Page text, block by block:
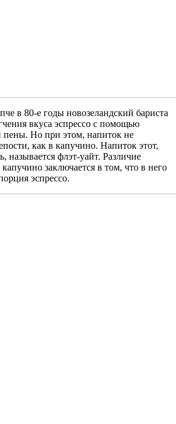
в 80-е годы новозеландский бариста
вкуса эспрессо с помощью
пены. Но при этом, напиток не
как в капучино. Напиток этот,
называется флэт-уайт. Различие
заключается в том, что в него
эспрессо.